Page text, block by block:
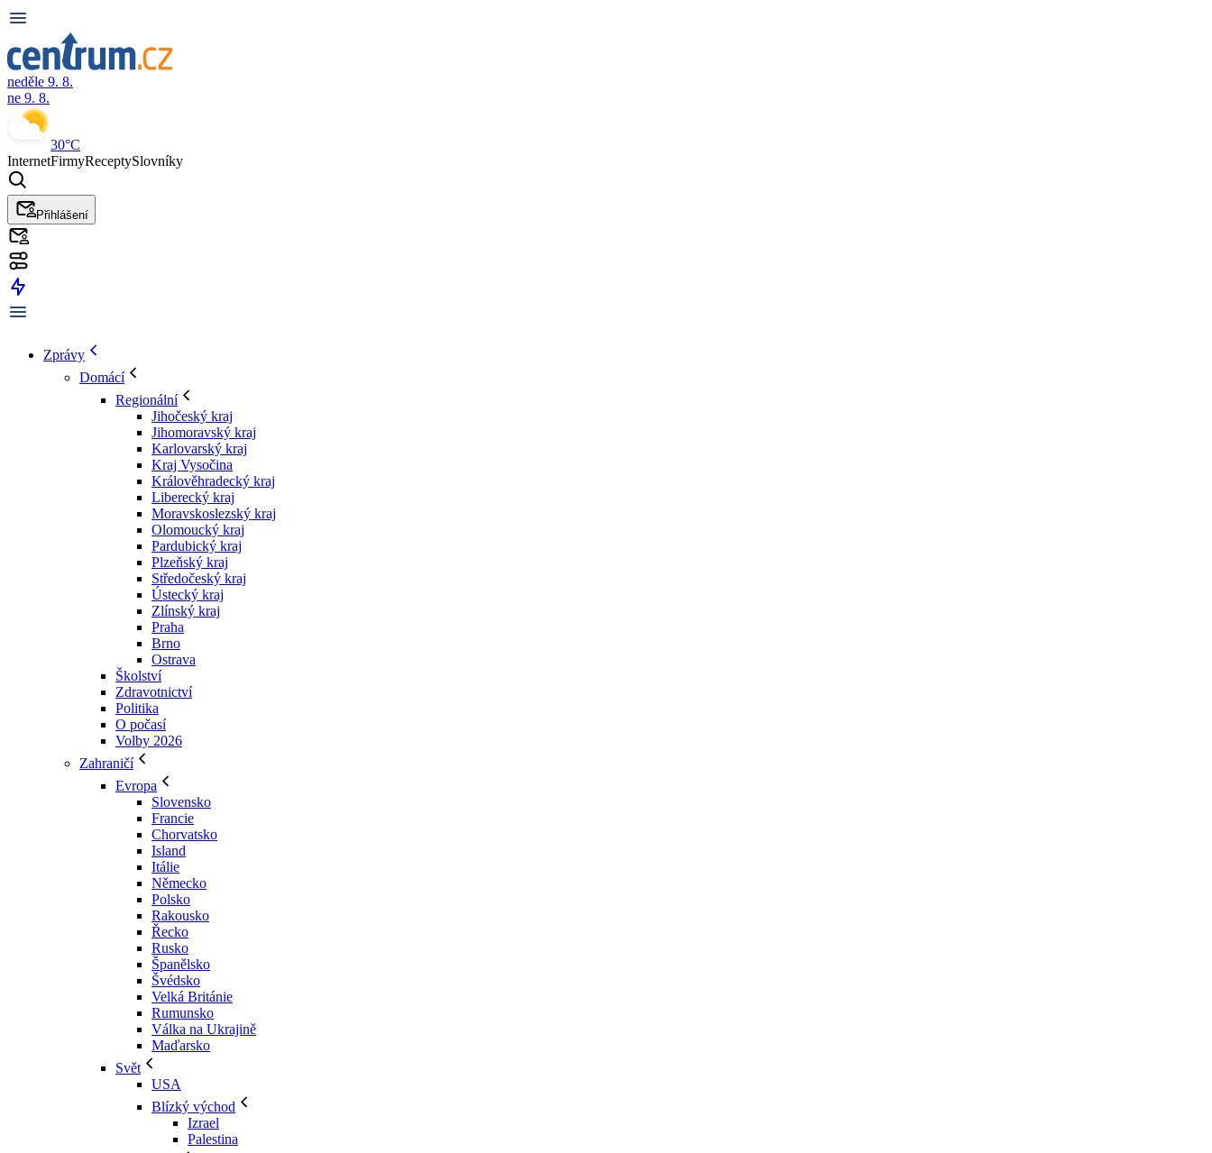
neděle 9. 8.
ne 9. 8.
30°C
InternetFirmyReceptySlovníky
Přihlášení
Zprávy
Domácí
Regionální
Jihočeský kraj
Jihomoravský kraj
Karlovarský kraj
Kraj Vysočina
Králověhradecký kraj
Liberecký kraj
Moravskoslezský kraj
Olomoucký kraj
Pardubický kraj
Plzeňský kraj
Středočeský kraj
Ústecký kraj
Zlínský kraj
Praha
Brno
Ostrava
Školství
Zdravotnictví
Politika
O počasí
Volby 2026
Zahraničí
Evropa
Slovensko
Francie
Chorvatsko
Island
Itálie
Německo
Polsko
Rakousko
Řecko
Rusko
Španělsko
Švédsko
Velká Británie
Rumunsko
Válka na Ukrajině
Maďarsko
Svět
USA
Blízký východ
Izrael
Palestina